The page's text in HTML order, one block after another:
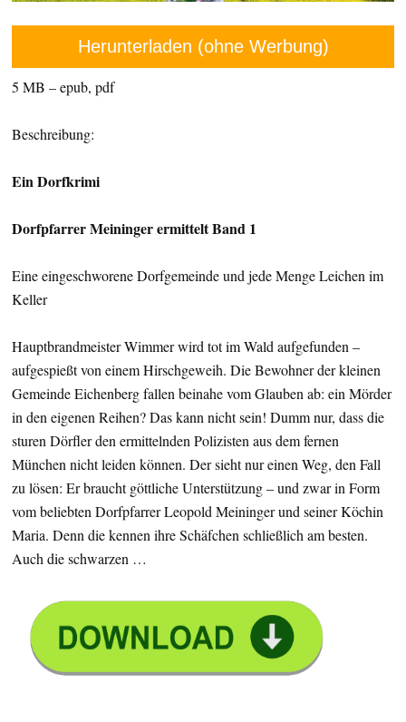
Herunterladen (ohne Werbung)
5 MB – epub, pdf
Beschreibung:
Ein Dorfkrimi
Dorfpfarrer Meininger ermittelt Band 1
Eine eingeschworene Dorfgemeinde und jede Menge Leichen im
Keller
Hauptbrandmeister Wimmer wird tot im Wald aufgefunden –
aufgespießt von einem Hirschgeweih. Die Bewohner der kleinen
Gemeinde Eichenberg fallen beinahe vom Glauben ab: ein Mörder
in den eigenen Reihen? Das kann nicht sein! Dumm nur, dass die
sturen Dörfler den ermittelnden Polizisten aus dem fernen
München nicht leiden können. Der sieht nur einen Weg, den Fall
zu lösen: Er braucht göttliche Unterstützung – und zwar in Form
vom beliebten Dorfpfarrer Leopold Meininger und seiner Köchin
Maria. Denn die kennen ihre Schäfchen schließlich am besten.
Auch die schwarzen …